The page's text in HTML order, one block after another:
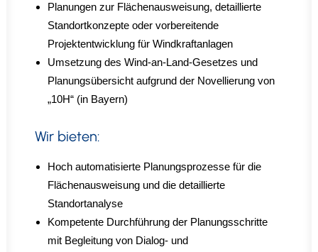
Planungen zur Flächenausweisung, detaillierte
Standortkonzepte oder vorbereitende
Projektentwicklung für Windkraftanlagen
Umsetzung des Wind-an-Land-Gesetzes und
Planungsübersicht aufgrund der Novellierung von
„10H“ (in Bayern)
Wir bieten:
Hoch automatisierte Planungsprozesse für die
Flächenausweisung und die detaillierte
Standortanalyse
Kompetente Durchführung der Planungsschritte
mit Begleitung von Dialog- und